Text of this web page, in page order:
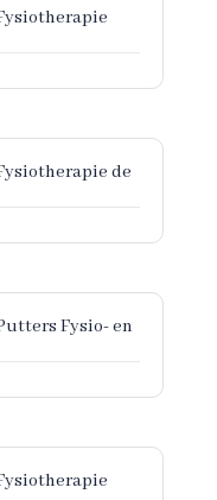
de
Fysio- en